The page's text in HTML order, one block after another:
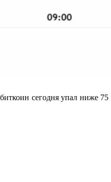
сегодня упал ниже